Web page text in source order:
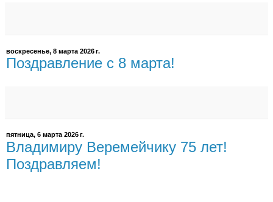
воскресенье, 8 марта 2026 г.
Поздравление с 8 марта!
пятница, 6 марта 2026 г.
Владимиру Веремейчику 75 лет!
Поздравляем!